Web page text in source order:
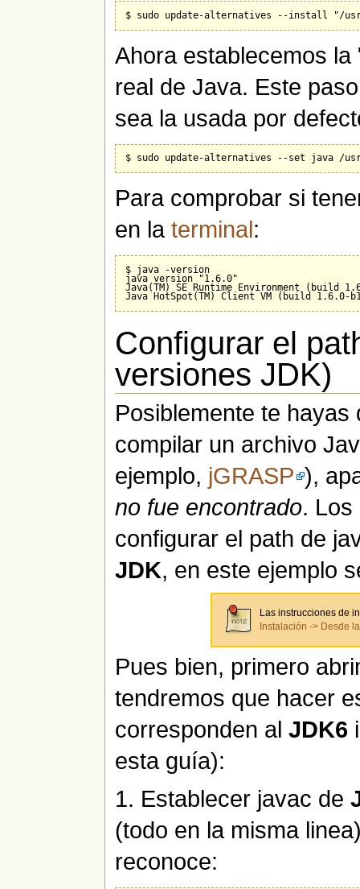
Ahora establecemos
real de Java. Este
sea la usada por
Para comprobar si
en laterminal:
$ java -version
java version "1.6.0"
Java(TM) SE Runtime Environment (build
Configurar el
versiones JDK)
Posiblemente te
compilar un archivo
ejemplo, jGRASP ),
no fue encontrado. Los
configurar el path de
JDK, en este ejemplo
Las instrucciones de
Instalación -> Desde
Pues bien, primero
tendremos que hacer
corresponden alJDK6
esta guía):
1. Establecer javac de
(todo en la misma
reconoce: